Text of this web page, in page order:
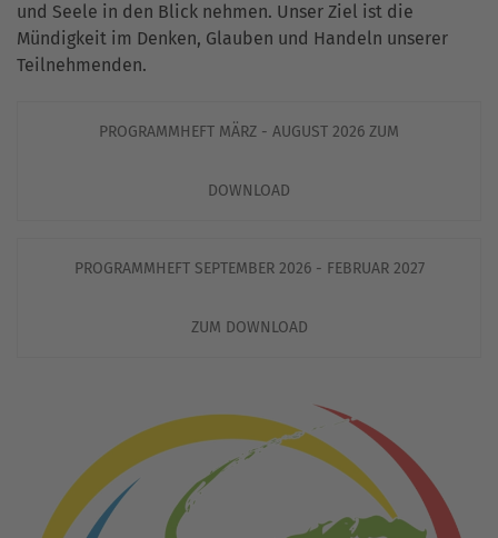
und Seele in den Blick nehmen. Unser Ziel ist die
Mündigkeit im Denken, Glauben und Handeln unserer
Teilnehmenden.
PROGRAMMHEFT MÄRZ - AUGUST 2026 ZUM
DOWNLOAD
PROGRAMMHEFT SEPTEMBER 2026 - FEBRUAR 2027
ZUM DOWNLOAD